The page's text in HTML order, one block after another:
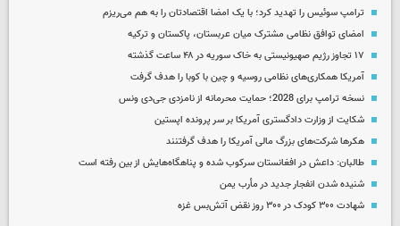
ترامپ سوئیس را تهدید کرد؛ با یک امضا اقتصادتان را به هم می‌ریزم
امضای توافق نظامی مشترک میان عربستان، پاکستان و ترکیه
۱۷ تجاوز رژیم صهیونیستی به خاک سوریه در ۴۸ ساعت گذشته
آمریکا همکاری‌های نظامی روسیه و چین با کوبا را هدف گرفت
نسخه ترامپ برای 2028؛ حمایت محرمانه از نامزدی جی‌دی ونس
شکایت از وزارت دادگستری آمریکا بر سر پرونده اپستین
هکرها شرکت‌های بزرگ مالی آمریکا را هدف گرفتنند
طالبان: داعش در افغانستان سرکوب شده و پناهگاه‌هایش از بین رفته است
شنیده شدن انفجار جدید در مأرب یمن
شهادت ۳۰۰ کودک در ۳۰۰ روز نقض آتش‌بس غزه